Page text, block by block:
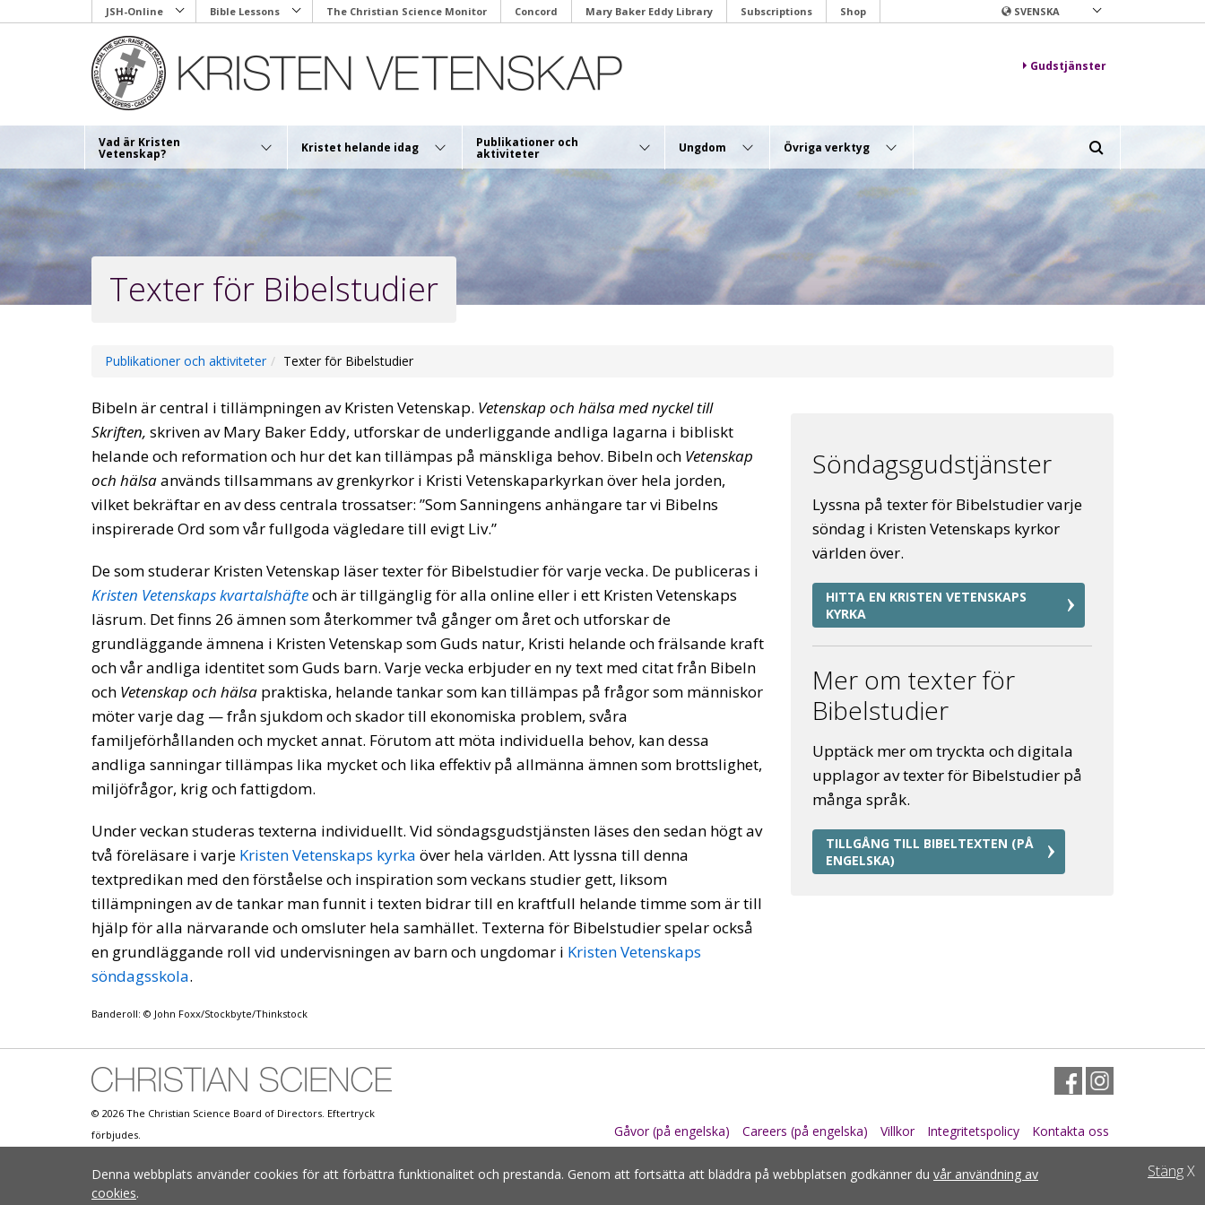
to
JSH-Online Bible Lessons The Christian Science Monitor Concord Mary Baker Eddy Library Subscriptions Shop SVENSKA
Gudstjänster
Vad är Kristen
Vetenskap? Kristet helande idag Publikationer och
aktiviteter Ungdom Övriga verktyg
Texter för Bibelstudier
Publikationer och aktiviteter Texter för Bibelstudier
Bibeln är central i tillämpningen av Kristen Vetenskap. Vetenskap och hälsa med nyckel till
Skriften, skriven av Mary Baker Eddy, utforskar de underliggande andliga lagarna i bibliskt
helande och reformation och hur det kan tillämpas på mänskliga behov. Bibeln och Vetenskap
och hälsaanvänds tillsammans av grenkyrkor i Kristi Vetenskaparkyrkan över hela jorden,
vilket bekräftar en av dess centrala trossatser: ”Som Sanningens anhängare tar vi Bibelns
inspirerade Ord som vår fullgoda vägledare till evigt Liv.”
De som studerar Kristen Vetenskap läser texter för Bibelstudier för varje vecka. De publiceras i
Kristen Vetenskaps kvartalshäfteoch är tillgänglig för alla online eller i ett Kristen Vetenskaps
läsrum. Det finns 26 ämnen som återkommer två gånger om året och utforskar de
grundläggande ämnena i Kristen Vetenskap som Guds natur, Kristi helande och frälsande kraft
och vår andliga identitet som Guds barn. Varje vecka erbjuder en ny text med citat från Bibeln
och Vetenskap och hälsa praktiska, helande tankar som kan tillämpas på frågor som människor
möter varje dag — från sjukdom och skador till ekonomiska problem, svåra
familjeförhållanden och mycket annat. Förutom att möta individuella behov, kan dessa
andliga sanningar tillämpas lika mycket och lika effektiv på allmänna ämnen som brottslighet,
miljöfrågor, krig och fattigdom.
Under veckan studeras texterna individuellt. Vid söndagsgudstjänsten läses den sedan högt av
två föreläsare i varje Kristen Vetenskaps kyrka över hela världen. Att lyssna till denna
textpredikan med den förståelse och inspiration som veckans studier gett, liksom
tillämpningen av de tankar man funnit i texten bidrar till en kraftfull helande timme som är till
hjälp för alla närvarande och omsluter hela samhället. Texterna för Bibelstudier spelar också
en grundläggande roll vid undervisningen av barn och ungdomar i Kristen Vetenskaps
söndagsskola.
Söndagsgudstjänster
Lyssna på texter för Bibelstudier varje
söndag i Kristen Vetenskaps kyrkor
världen över.
HITTA EN KRISTEN VETENSKAPS
KYRKA
Mer om texter för
Bibelstudier
Upptäck mer om tryckta och digitala
upplagor av texter för Bibelstudier på
många språk.
TILLGÅNG TILL BIBELTEXTEN (PÅ
ENGELSKA)
Banderoll: © John Foxx/Stockbyte/Thinkstock
FacebookInstagram
Gåvor (på engelska) Careers (på engelska) Villkor Integritetspolicy Kontakta oss
© 2026 The Christian Science Board of Directors. Eftertryck
förbjudes.
StängX
Denna webbplats använder cookies för att förbättra funktionalitet och prestanda. Genom att fortsätta att bläddra på webbplatsen godkänner du vår användning av
cookies.